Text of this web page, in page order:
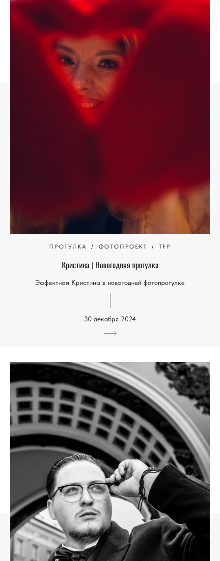
ПРОГУЛКА ФОТОПРОЕКТ TFP
Кристина | Новогодняя прогулка
Эффектная Кристина в новогодней фотопрогулке
30 декабря 2024